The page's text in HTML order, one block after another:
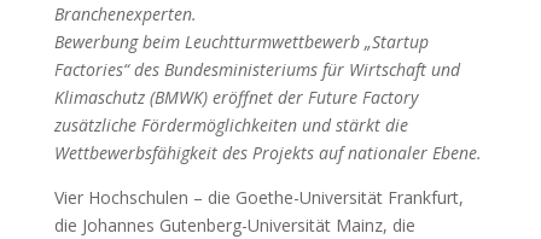
Branchenexperten.
Bewerbung beim Leuchtturmwettbewerb „Startup
Factories“ des Bundesministeriums für Wirtschaft und
Klimaschutz (BMWK) eröffnet der Future Factory
zusätzliche Fördermöglichkeiten und stärkt die
Wettbewerbsfähigkeit des Projekts auf nationaler Ebene.
Vier Hochschulen – die Goethe-Universität Frankfurt,
die Johannes Gutenberg-Universität Mainz, die